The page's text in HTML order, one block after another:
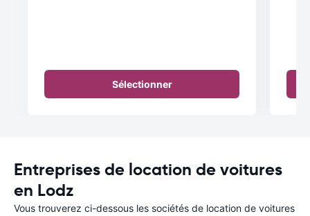
Sélectionner
Entreprises de location de voitures
en Lodz
Vous trouverez ci-dessous les sociétés de location de voitures